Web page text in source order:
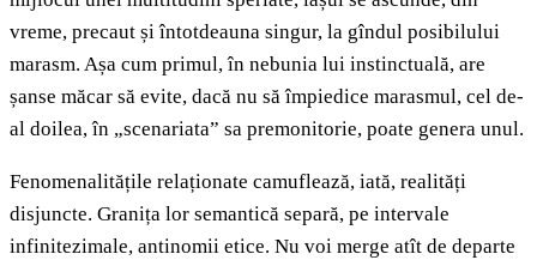
vreme, precaut și întotdeauna singur, la gîndul posibilului
marasm. Așa cum primul, în nebunia lui instinctuală, are
șanse măcar să evite, dacă nu să împiedice marasmul, cel de-
al doilea, în „scenariata” sa premonitorie, poate genera unul.
Fenomenalitățile relaționate camuflează, iată, realități
disjuncte. Granița lor semantică separă, pe intervale
infinitezimale, antinomii etice. Nu voi merge atît de departe